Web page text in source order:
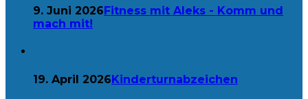
9. Juni 2026Fitness mit Aleks - Komm und
mach mit!
19. April 2026Kinderturnabzeichen